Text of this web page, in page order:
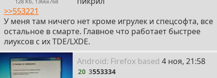
>>553221
У меня там ничего нет кроме игрулек и спецсофта, все
остальное в смарте. Главное что работает быстрее
лиуксов с их TDE/LXDE.
Android: Firefoxbased 20
4 ноя, 21:58
20 3553334